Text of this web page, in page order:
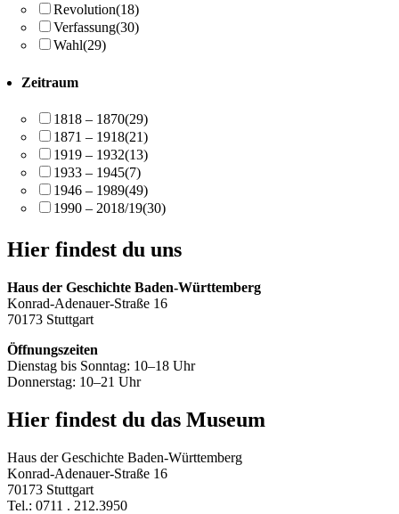
Revolution(18)
Verfassung(30)
Wahl(29)
Zeitraum
1818 – 1870(29)
1871 – 1918(21)
1919 – 1932(13)
1933 – 1945(7)
1946 – 1989(49)
1990 – 2018/19(30)
Hier findest du uns
Haus der Geschichte Baden-Württemberg
Konrad-Adenauer-Straße 16
70173 Stuttgart
Öffnungszeiten
Dienstag bis Sonntag: 10–18 Uhr
Donnerstag: 10–21 Uhr
Hier findest du das Museum
Haus der Geschichte Baden-Württemberg
Konrad-Adenauer-Straße 16
70173 Stuttgart
Tel.: 0711 . 212.3950